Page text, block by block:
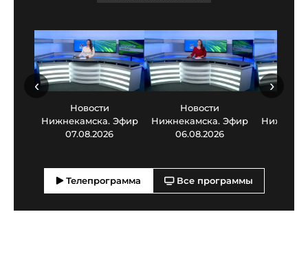
Новости
Нижнекамска. Эфир
07.08.2026
Новости
Нижнекамска. Эфир
06.08.2026
‹ ›
Телепрограмма Все программы